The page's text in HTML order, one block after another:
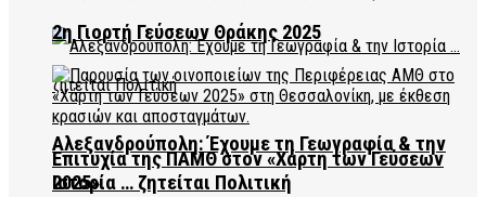
Αλεξανδρούπολη: Έχουμε τη Γεωγραφία & την
Ιστορία … ζητείται Πολιτική
2η Γιορτή Γεύσεων Θράκης 2025
Επιτυχία της ΠΑΜΘ στον «Χάρτη των Γεύσεων
2025»